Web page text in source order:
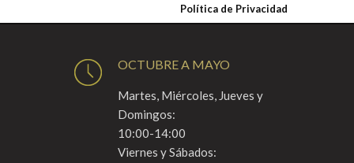
Política de Privacidad
OCTUBRE A MAYO
Martes, Miércoles, Jueves y
Domingos:
10:00-14:00
Viernes y Sábados: